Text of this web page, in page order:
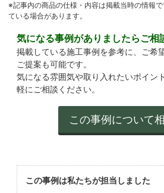
※記事内の商品の仕様・内容は掲載当時の情報
ている場合があります。
気になる事例がありましたらご相
掲載している施工事例を参考に、ご希
ご提案も可能です。
気になる雰囲気や取り入れたいポイン
軽にご相談ください。
この事例は私たちが担当しました